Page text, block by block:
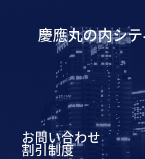
慶應丸の内シ
お問い合わせ
割引制度